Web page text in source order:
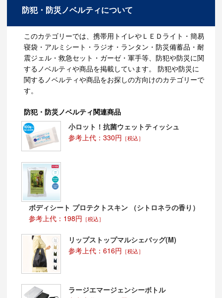
ＬＥＤのメリット
ＬＥＤは電気を直接光に変えるので、エネルギーの変換
効率がとても良く、白熱電球に比べ、電気代がかかりま
せん。
また、白熱電球と比べ、電気を直接光に変える為、発熱
量は少なくなります。
退色しにくく、熱を持ちにくいため、美術館、アパレル
ショップの店頭、スーパー・コンビニ等の食料品等にも
いため、環境へに優しい商品となっています。
現在では、赤・緑・青の光の三原色に発光出来るように
なり、フルカラーのディスプレイや様々な分野で利用さ
れるようになったと言われています。
2011年3月11日に起きた東日本大震災の影響で、節電意
識が国内に高まり、ＬＥＤ照明・ＬＥＤ関係のノベルテ
※電池が入っているノベルティ商品に関しては、テスト
電池となっているため、予めご了承ください。
防犯・防災ノベルティについて
このカテゴリーでは、携帯用トイレやＬＥＤライト・簡易
寝袋・アルミシート・ラジオ・ランタン・防災備蓄品・耐
震ジェル・救急セット・ガーゼ・軍手等、防犯や防災に関
するノベルティや商品を掲載しています。 防犯や防災に
関するノベルティや商品をお探しの方向けのカテゴリーで
す。
防犯・防災ノベルティ関連商品
小ロット！抗菌ウェットティッシュ
参考上代：330円 ［税込］
ボディシート プロテクトスキン （シトロネラの香り）
参考上代：198円 ［税込］
リップストップマルシェバッグ(M)
参考上代：616円 ［税込］
ラージエマージェンシーボトル